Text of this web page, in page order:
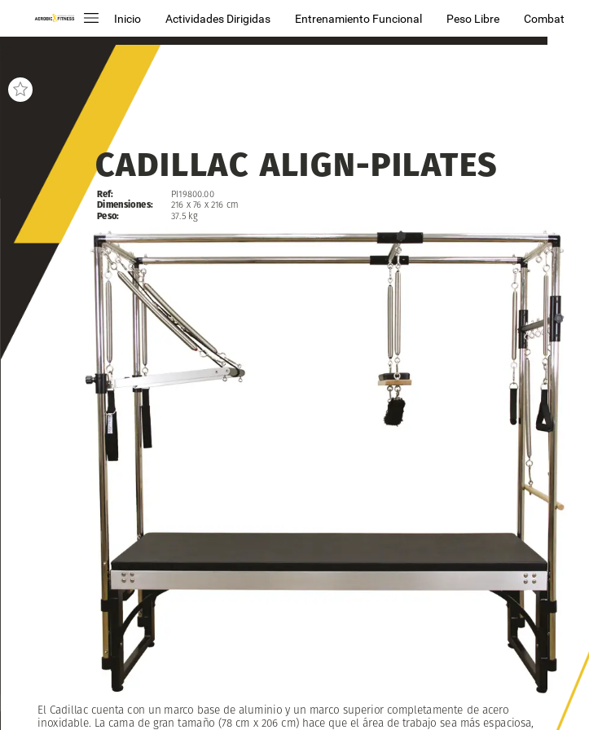
Inicio Actividades Dirigidas Entrenamiento Funcional Peso Libre Combat
CADILLAC ALIGN-PILATES
Ref:
Dimensiones:
Peso:
PI19800.00
216 x 76 x 216 cm
37.5 kg
El Cadillac cuenta con un marco base de aluminio y un marco superior completamente de acero
inoxidable. La cama de gran tamaño (78 cm x 206 cm) hace que el área de trabajo sea más espaciosa,
CADILLAC ALIGN-PILATES
El Cadillac cuenta con un marco base de aluminio y un marco superior completamente de acero
inoxidable. La cama de gran tamaño (78 cm x 206 cm) hace que el área de trabajo sea más espaciosa,